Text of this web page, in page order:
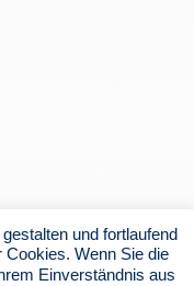
und fortlaufend
Wenn Sie die
Einverständnis aus